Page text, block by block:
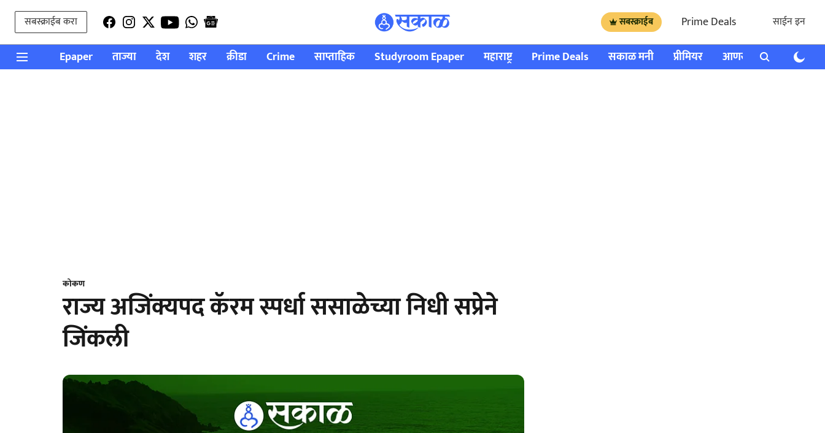
सबस्क्राईब करा सबस्क्राईब Prime Deals साईन इन
Epaper ताज्या देश शहर क्रीडा Crime साप्ताहिक Studyroom Epaper महाराष्ट्र Prime Deals सकाळ मनी प्रीमियर आणखी राशी भविष्य
कोकण
राज्य अजिंक्यपद कॅरम स्पर्धा ससाळेच्या निधी सप्रेने
जिंकली